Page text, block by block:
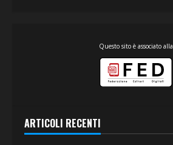
Questo sito è associato alla
ARTICOLI RECENTI